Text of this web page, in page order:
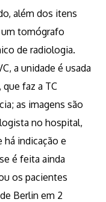
além dos itens
um tomógrafo
de radiologia.
a unidade é usada
que faz a TC
as imagens são
no hospital,
há indicação e
é feita ainda
os pacientes
Berlin em 2